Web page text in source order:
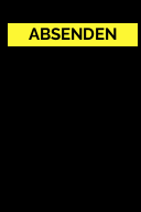
ABSENDEN